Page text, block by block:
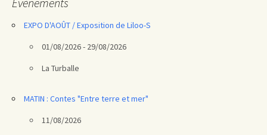
EXPO D'AOÛT / Exposition de Liloo-S
01/08/2026 - 29/08/2026
La Turballe
MATIN : Contes "Entre terre et mer"
11/08/2026